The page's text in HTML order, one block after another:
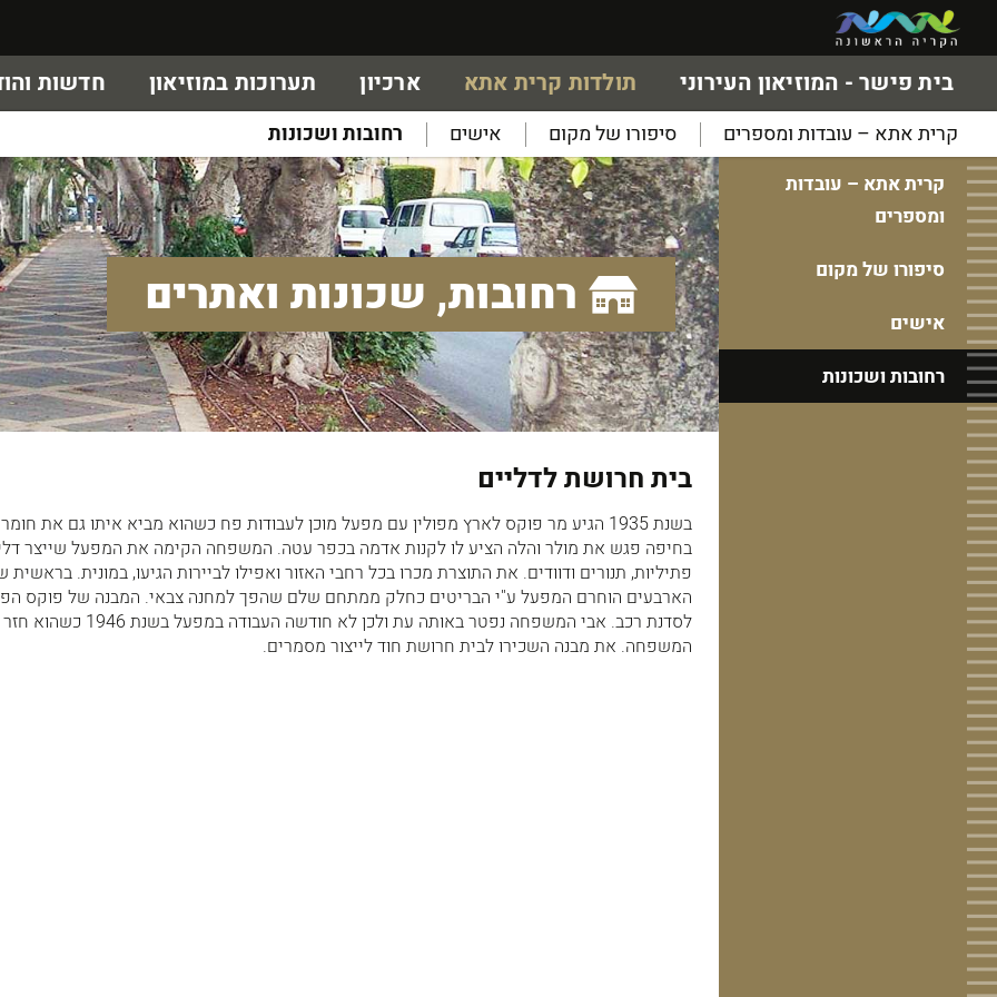
בית פישר - המוזיאון העירוני תולדות קרית אתא
קרית אתא – עובדות ומספרים סיפורו של מקום אישים רחובות ושכונות
ארכיון תערוכות במוזיאון חדשות
קרית אתא – עובדות
ומספרים
סיפורו של מקום
אישים
רחובות ושכונות
רחובות, שכונות ואתרים
בית חרושת לדליים
בשנת 1935 הגיע מר פוקס לארץ מפולין עם מפעל מוכן לעבודות פח כשהוא מביא איתו גם את
בחיפה פגש את מולר והלה הציע לו לקנות אדמה בכפר עטה. המשפחה הקימה את המפעל שייצר
פתיליות, תנורים ודוודים. את התוצרת מכרו בכל רחבי האזור ואפילו לביירות הגיעו, במונית. בראשית
הארבעים הוחרם המפעל ע"י הבריטים כחלק ממתחם שלם שהפך למחנה צבאי. המבנה של פוקס
לסדנת רכב. אבי המשפחה נפטר באותה עת ולכן לא חודשה העבודה
המשפחה. את מבנה השכירו לבית חרושת חוד לייצור מסמרים.